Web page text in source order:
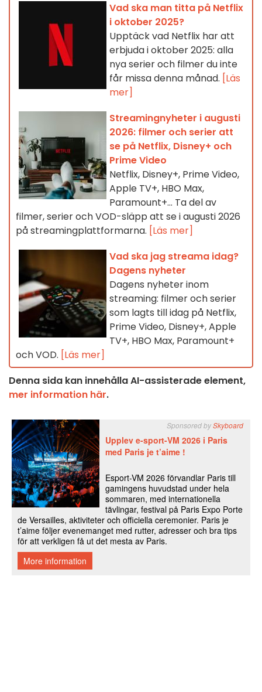
Vad ska man titta på Netflix
i oktober 2025?
Upptäck vad Netflix har att
erbjuda i oktober 2025: alla
nya serier och filmer du inte
får missa denna månad. [Läs
mer]
Streamingnyheter i augusti
2026: filmer och serier att
se på Netflix, Disney+ och
Prime Video
Netflix, Disney+, Prime Video,
Apple TV+, HBO Max,
Paramount+… Ta del av
filmer, serier och VOD-släpp att se i augusti 2026
på streamingplattformarna. [Läs mer]
Vad ska jag streama idag?
Dagens nyheter
Dagens nyheter inom
streaming: filmer och serier
som lagts till idag på Netflix,
Prime Video, Disney+, Apple
TV+, HBO Max, Paramount+
och VOD. [Läs mer]
Denna sida kan innehålla AI-assisterade element,
mer information här.